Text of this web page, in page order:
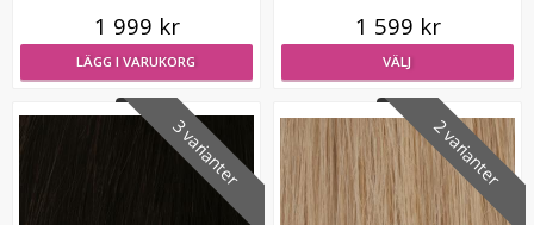
49 kr
1 999 kr
LÄGG I VARUKORG
1 599 kr
VÄLJ
3 varianter 2 varianter